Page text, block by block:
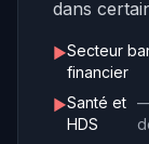
dans
►Secteur
financier
►Santé et
HDS